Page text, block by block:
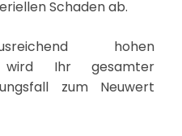
Schaden ab.
hohen
wird Ihr gesamter
zum Neuwert